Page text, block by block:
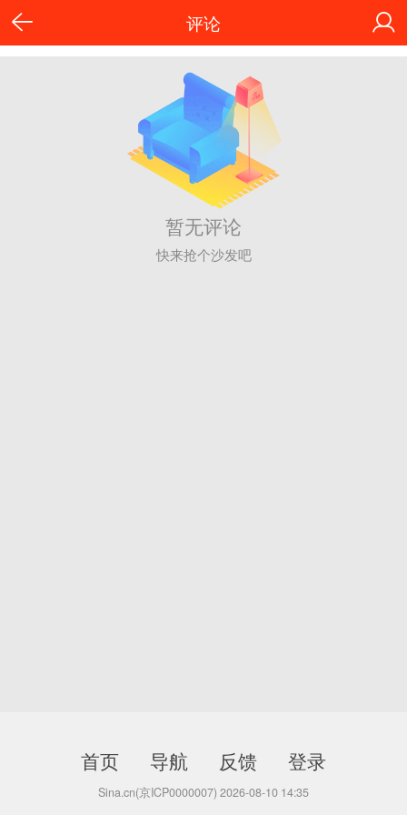
评论
暂无评论
快来抢个沙发吧
首页 导航 反馈 登录
Sina.cn(京ICP0000007) 2026-08-10 14:35